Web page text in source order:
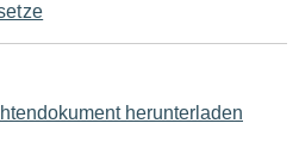
herunterladen